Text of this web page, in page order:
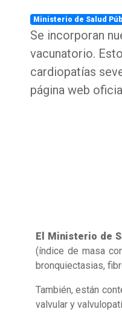
Ministerio de Salud
Se incorporan
vacunatorio.
cardiopatías
página web
El Ministerio de
(índice de masa
bronquiectasias,
También, están
valvular y